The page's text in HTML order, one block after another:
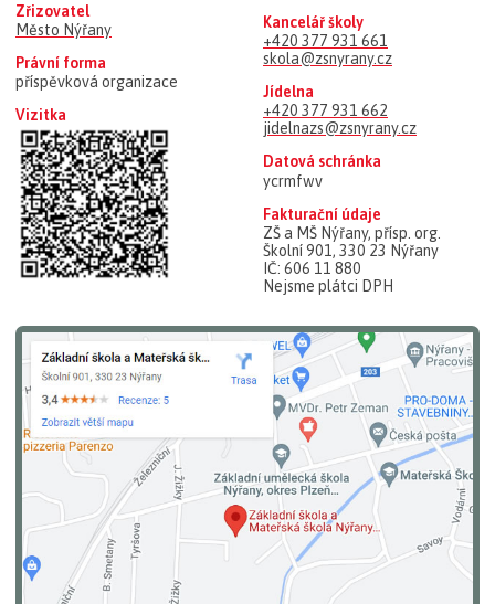
Zřizovatel
Město Nýřany
Právní forma
příspěvková organizace
Vizitka
Kancelář školy
+420 377 931 661
skola@zsnyrany.cz
Jídelna
+420 377 931 662
jidelnazs@zsnyrany.cz
Datová schránka
ycrmfwv
Fakturační údaje
ZŠ a MŠ Nýřany, přísp. org.
Školní 901, 330 23 Nýřany
IČ: 606 11 880
Nejsme plátci DPH